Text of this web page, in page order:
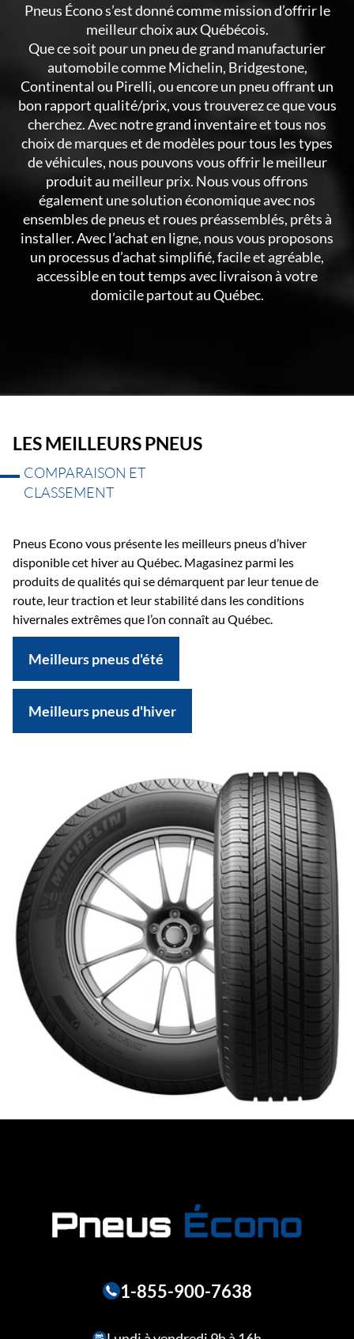
Pneus Écono s’est donné comme mission d’offrir le
meilleur choix aux Québécois.
Que ce soit pour un pneu de grand manufacturier
automobile comme Michelin, Bridgestone,
Continental ou Pirelli, ou encore un pneu offrant un
bon rapport qualité/prix, vous trouverez ce que vous
cherchez. Avec notre grand inventaire et tous nos
choix de marques et de modèles pour tous les types
de véhicules, nous pouvons vous offrir le meilleur
produit au meilleur prix. Nous vous offrons
également une solution économique avec nos
ensembles de pneus et roues préassemblés, prêts à
installer. Avec l’achat en ligne, nous vous proposons
un processus d’achat simplifié, facile et agréable,
accessible en tout temps avec livraison à votre
domicile partout au Québec.
LES MEILLEURS PNEUS
COMPARAISON ET
CLASSEMENT
Pneus Econo vous présente les meilleurs pneus d’hiver
disponible cet hiver au Québec. Magasinez parmi les
produits de qualités qui se démarquent par leur tenue de
route, leur traction et leur stabilité dans les conditions
hivernales extrêmes que l’on connaît au Québec.
Meilleurs pneus d'été
Meilleurs pneus d'hiver
1-855-900-7638